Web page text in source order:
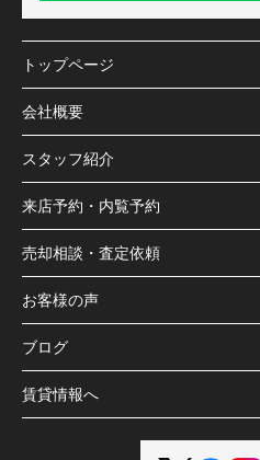
トップページ
会社概要
スタッフ紹介
来店予約・内覧予約
売却相談・査定依頼
お客様の声
ブログ
賃貸情報へ